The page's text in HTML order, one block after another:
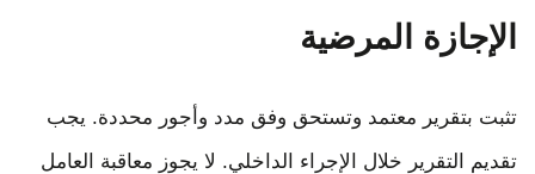
الإجازة المرضية
تثبت بتقرير معتمد وتستحق وفق مدد وأجور محددة. يجب
تقديم التقرير خلال الإجراء الداخلي. لا يجوز معاقبة العامل